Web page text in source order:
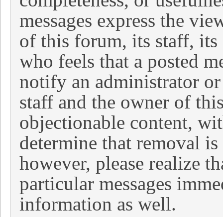
messages express the
of this forum, its staff, its
who feels that a posted
notify an administrator
staff and the owner of
objectionable content,
determine that removal is
however, please realize
particular messages
information as well.